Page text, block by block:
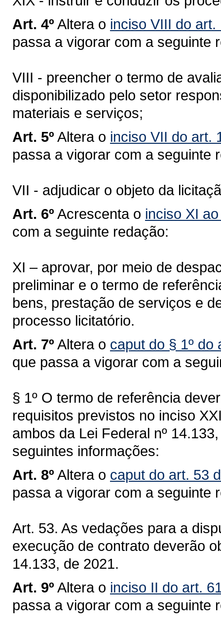
Art. 4º Altera o inciso VIII do
passa a vigorar com a seguinte
VIII - preencher o termo de
disponibilizado pelo setor
materiais e serviços;
Art. 5º Altera o inciso VII do art.
passa a vigorar com a seguinte
VII - adjudicar o objeto da
Art. 6º Acrescenta o inciso XI
com a seguinte redação:
XI – aprovar, por meio de
preliminar e o termo de
bens, prestação de serviços e
processo licitatório.
Art. 7º Altera o caput do § 1º do
que passa a vigorar com a
§ 1º O termo de referência
requisitos previstos no inciso
ambos da Lei Federal nº
seguintes informações:
Art. 8º Altera o caput do art. 53
passa a vigorar com a seguinte
Art. 53. As vedações para a
execução de contrato deverão
14.133, de 2021.
Art. 9º Altera o inciso II do art.
passa a vigorar com a seguinte